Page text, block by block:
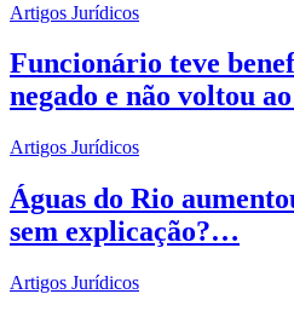
Artigos Jurídicos
Funcionário teve
negado e não voltou
Artigos Jurídicos
Águas do Rio
sem explicação?…
Artigos Jurídicos